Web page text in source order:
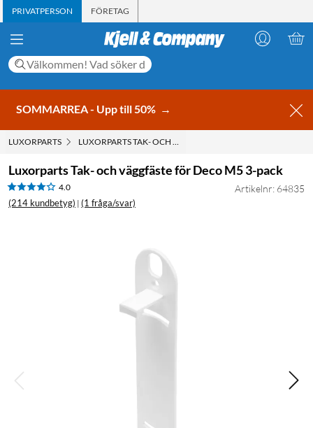
PRIVATPERSON FÖRETAG
SOMMARREA - Upp till 50% →
LUXORPARTS LUXORPARTS TAK- OCH VÄGGFÄSTE FÖR DECO M5 3-PACK
Luxorparts Tak- och väggfäste för Deco M5 3-pack
4.0
(214 kundbetyg) | (1 fråga/svar)
Artikelnr: 64835